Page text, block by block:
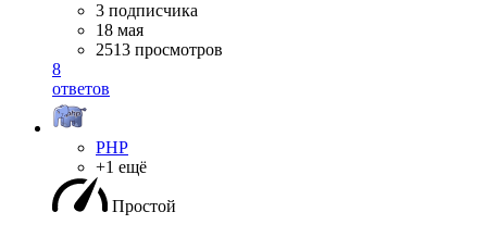
3 подписчика
18 мая
2513 просмотров
8
ответов
PHP
+1 ещё
Простой